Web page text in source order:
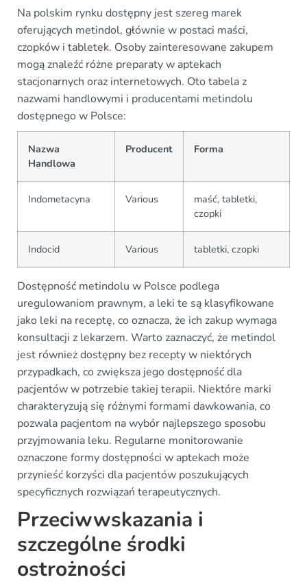
Na polskim rynku dostępny jest szereg marek
oferujących metindol, głównie w postaci maści,
czopków i tabletek. Osoby zainteresowane zakupem
mogą znaleźć różne preparaty w aptekach
stacjonarnych oraz internetowych. Oto tabela z
nazwami handlowymi i producentami metindolu
dostępnego w Polsce:
Nazwa
Handlowa
Producent Forma
Indometacyna Various
maść, tabletki,
czopki
Indocid Various tabletki, czopki
Dostępność metindolu w Polsce podlega
uregulowaniom prawnym, a leki te są klasyfikowane
jako leki na receptę, co oznacza, że ich zakup wymaga
konsultacji z lekarzem. Warto zaznaczyć, że metindol
jest również dostępny bez recepty w niektórych
przypadkach, co zwiększa jego dostępność dla
pacjentów w potrzebie takiej terapii. Niektóre marki
charakteryzują się różnymi formami dawkowania, co
pozwala pacjentom na wybór najlepszego sposobu
przyjmowania leku. Regularne monitorowanie
oznaczone formy dostępności w aptekach może
przynieść korzyści dla pacjentów poszukujących
specyficznych rozwiązań terapeutycznych.
Przeciwwskazania i
szczególne środki
ostrożności